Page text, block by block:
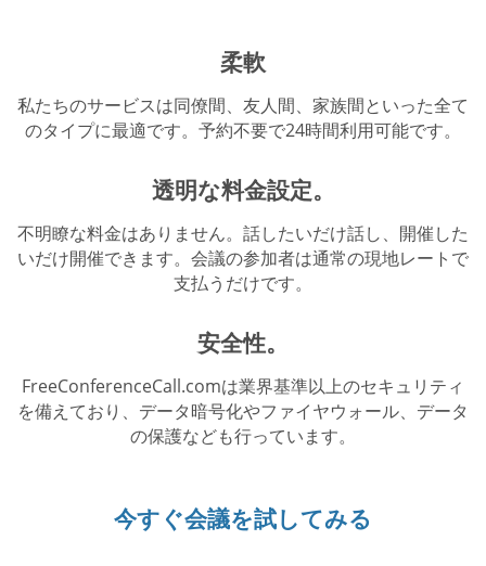
柔軟
私たちのサービスは同僚間、友人間、家族間といった全て
のタイプに最適です。予約不要で24時間利用可能です。
透明な料金設定。
不明瞭な料金はありません。話したいだけ話し、開催した
いだけ開催できます。会議の参加者は通常の現地レートで
支払うだけです。
安全性。
FreeConferenceCall.comは業界基準以上のセキュリティ
を備えており、データ暗号化やファイヤウォール、データ
の保護なども行っています。
今すぐ会議を試してみる